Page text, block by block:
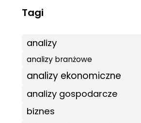
analizy
analizy branżowe
analizy ekonomiczne
analizy gospodarcze
biznes